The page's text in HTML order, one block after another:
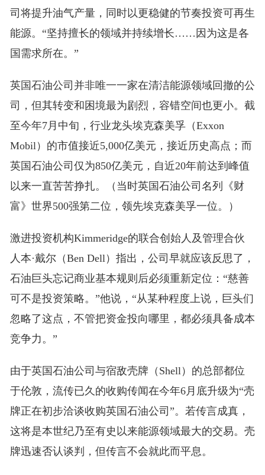
司将提升油气产量，同时以更稳健的节奏投资可再生
能源。“坚持擅长的领域并持续增长……因为这是各
国需求所在。”
英国石油公司并非唯一一家在清洁能源领域回撤的公
司，但其转变和困境最为剧烈，容错空间也更小。截
至今年7月中旬，行业龙头埃克森美孚（Exxon
Mobil）的市值接近5,000亿美元，接近历史高点；而
英国石油公司仅为850亿美元，自近20年前达到峰值
以来一直苦苦挣扎。（当时英国石油公司名列《财
富》世界500强第二位，领先埃克森美孚一位。）
激进投资机构Kimmeridge的联合创始人及管理合伙
人本·戴尔（Ben Dell）指出，公司早就应该反思了，
石油巨头忘记商业基本规则后必须重新定位：“慈善
可不是投资策略。”他说，“从某种程度上说，巨头们
忽略了这点，不管把资金投向哪里，都必须具备成本
竞争力。”
由于英国石油公司与宿敌壳牌（Shell）的总部都位
于伦敦，流传已久的收购传闻在今年6月底升级为“壳
牌正在初步洽谈收购英国石油公司”。若传言成真，
这将是本世纪乃至有史以来能源领域最大的交易。壳
牌迅速否认谈判，但传言不会就此而平息。